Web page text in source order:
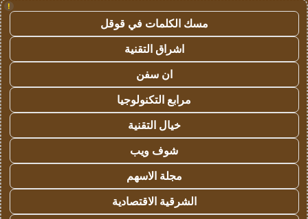
!
مسك الكلمات في قوقل
اشراق التقنية
ان سفن
مرابع التكنولوجيا
خيال التقنية
شوف ويب
مجلة الاسهم
الشرقية الاقتصادية